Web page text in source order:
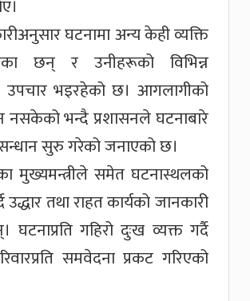
घटनामा अन्य केही व्यक्ति
छन् र उनीहरूको विभिन्न
उपचार भइरहेको छ। आगलागीको
भन्दै प्रशासनले घटनाबारे
सुरु गरेको जनाएको छ।
मुख्यमन्त्रीले समेत घटनास्थलको
उद्धार तथा राहत कार्यको जानकारी
गहिरो दुःख व्यक्त गर्दै
समवेदना प्रकट गरिएको